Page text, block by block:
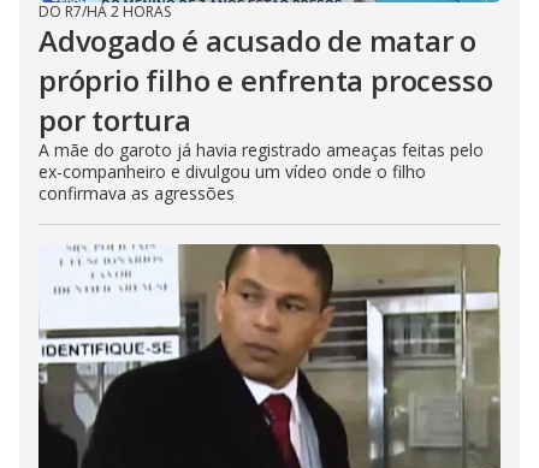
DO R7/HÁ 2 HORAS
Advogado é acusado de matar o
próprio filho e enfrenta processo
por tortura
A mãe do garoto já havia registrado ameaças feitas pelo
ex-companheiro e divulgou um vídeo onde o filho
confirmava as agressões